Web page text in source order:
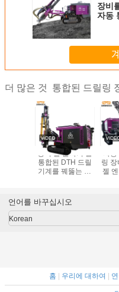
가장
장비
자동
더 많은 것통합된 드릴링
식 송풍
는 30m
된 드릴
장비 물 분사기 홀
통합된 DTH 드릴
링 장